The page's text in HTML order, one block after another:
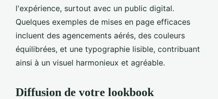
l'expérience, surtout avec un public digital.
Quelques exemples de mises en page efficaces
incluent des agencements aérés, des couleurs
équilibrées, et une typographie lisible, contribuant
ainsi à un visuel harmonieux et agréable.
Diffusion de votre lookbook